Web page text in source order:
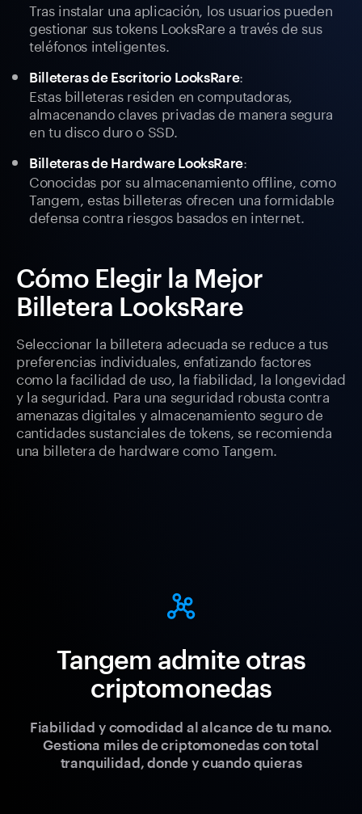
Tras instalar una aplicación, los usuarios pueden
gestionar sus tokens LooksRare a través de sus
teléfonos inteligentes.
Billeteras de Escritorio LooksRare:
Estas billeteras residen en computadoras,
almacenando claves privadas de manera segura
en tu disco duro o SSD.
Billeteras de Hardware LooksRare:
Conocidas por su almacenamiento offline, como
Tangem, estas billeteras ofrecen una formidable
defensa contra riesgos basados en internet.
Cómo Elegir la Mejor
Billetera LooksRare
Seleccionar la billetera adecuada se reduce a tus
preferencias individuales, enfatizando factores
como la facilidad de uso, la fiabilidad, la longevidad
y la seguridad. Para una seguridad robusta contra
amenazas digitales y almacenamiento seguro de
cantidades sustanciales de tokens, se recomienda
una billetera de hardware como Tangem.
Tangem admite otras
criptomonedas
Fiabilidad y comodidad al alcance de tu mano.
Gestiona miles de criptomonedas con total
tranquilidad, donde y cuando quieras